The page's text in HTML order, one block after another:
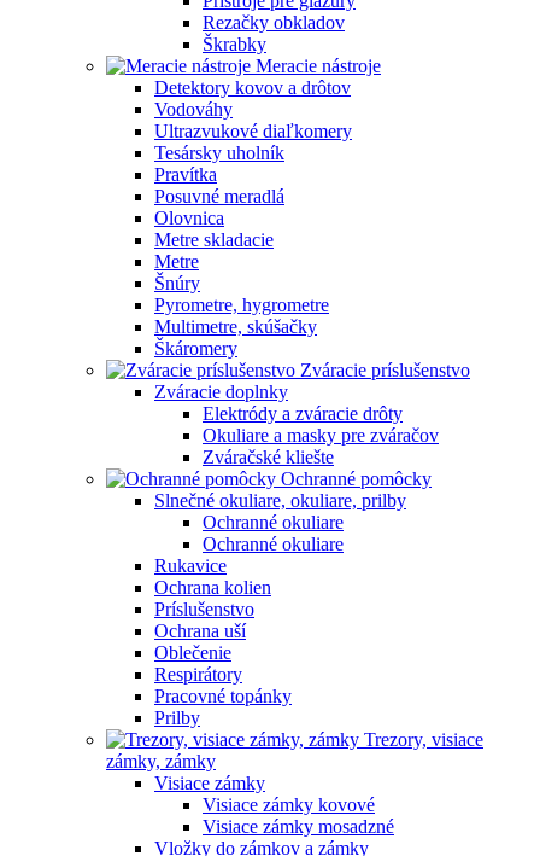
Rezačky obkladov
Škrabky
Meracie nástroje
Detektory kovov a drôtov
Vodováhy
Ultrazvukové diaľkomery
Tesársky uholník
Pravítka
Posuvné meradlá
Olovnica
Metre skladacie
Metre
Šnúry
Pyrometre, hygrometre
Multimetre, skúšačky
Škáromery
Zváracie príslušenstvo
Zváracie doplnky
Elektródy a zváracie drôty
Okuliare a masky pre zváračov
Zváračské kliešte
Ochranné pomôcky
Slnečné okuliare, okuliare, prilby
Ochranné okuliare
Ochranné okuliare
Rukavice
Ochrana kolien
Príslušenstvo
Ochrana uší
Oblečenie
Respirátory
Pracovné topánky
Prilby
Trezory, visiace
zámky, zámky
Visiace zámky
Visiace zámky kovové
Visiace zámky mosadzné
Vložky do zámkov a zámky